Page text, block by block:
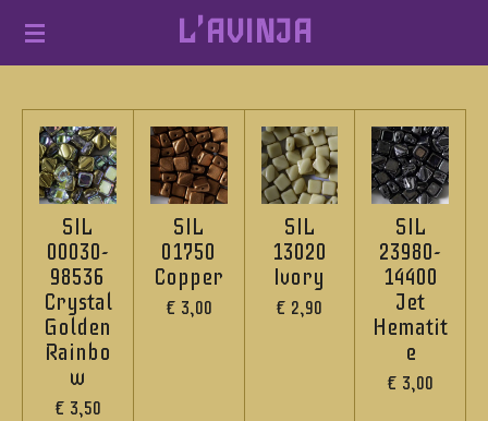
Ga
hoofdinhoud
L'AVINJA
SIL
00030-
98536
Crystal
Golden
Rainbo
w
€ 3,50
SIL
01750
Copper
€ 3,00
SIL
13020
Ivory
€ 2,90
SIL
23980-
14400
Jet
Hematit
e
€ 3,00